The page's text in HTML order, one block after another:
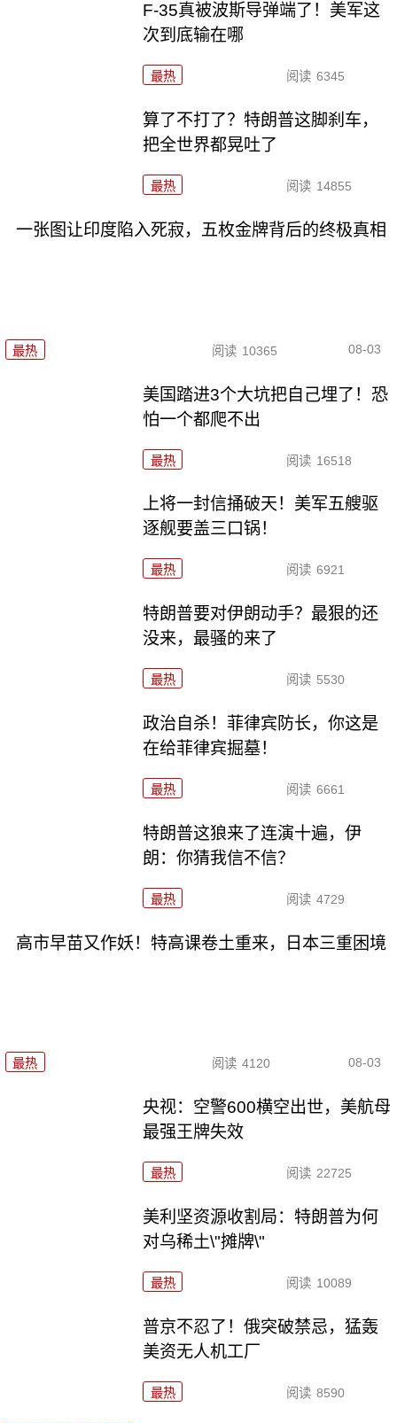
F-35真被波斯导弹端了！美军这
次到底输在哪
最热 阅读 6345
算了不打了？特朗普这脚刹车，
把全世界都晃吐了
最热 阅读 14855
一张图让印度陷入死寂，五枚金牌背后的终极真相
最热 阅读 10365 08-03
美国踏进3个大坑把自己埋了！恐
怕一个都爬不出
最热 阅读 16518
上将一封信捅破天！美军五艘驱
逐舰要盖三口锅！
最热 阅读 6921
特朗普要对伊朗动手？最狠的还
没来，最骚的来了
最热 阅读 5530
政治自杀！菲律宾防长，你这是
在给菲律宾掘墓！
最热 阅读 6661
特朗普这狼来了连演十遍，伊
朗：你猜我信不信？
最热 阅读 4729
高市早苗又作妖！特高课卷土重来，日本三重困境
最热 阅读 4120 08-03
央视：空警600横空出世，美航母
最强王牌失效
最热 阅读 22725
美利坚资源收割局：特朗普为何
对乌稀土\"摊牌\"
最热 阅读 10089
普京不忍了！俄突破禁忌，猛轰
美资无人机工厂
最热 阅读 8590